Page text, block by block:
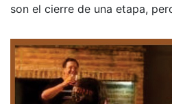
son el cierre de una etapa,